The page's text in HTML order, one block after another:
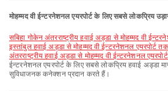
मोहम्मद वी ईन्टरनेशनल एयरपोर्ट के लिए सबसे लोकप्रिय
सबिहा गोकेन अंतरराष्ट्रीय हवाई अड्डा से मोहम्मद वी
इस्तांबुल हवाई अड्डा से मोहम्मद वी ईन्टरनेशनल एयरपोर्ट
अंतरराष्ट्रीय हवाई अड्डा से मोहम्मद वी ईन्टरनेशनल
ईन्टरनेशनल एयरपोर्ट के लिए सबसे लोकप्रिय हवाई अड्डा
सुविधाजनक कनेक्शन प्रदान करते हैं।